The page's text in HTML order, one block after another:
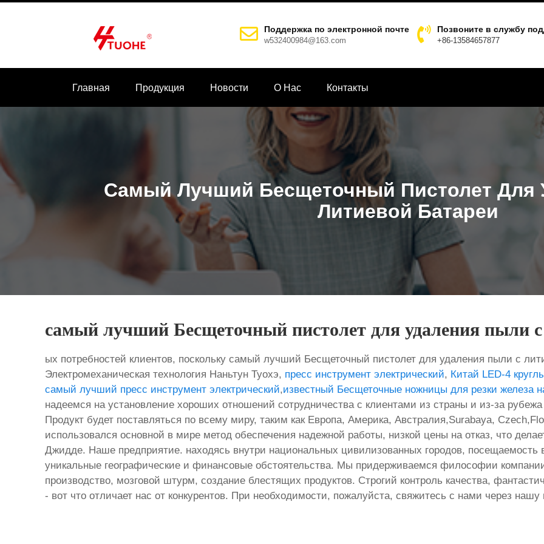
Поддержка по электронной почте
w532400984@163.com
Позвоните в службу
+86-13584657877
Главная Продукция Новости О Hас Контакты
Самый Лучший Бесщеточный Пистолет Для
Литиевой Батареи
самый лучший Бесщеточный пистолет для удаления пыли с
ых потребностей клиентов, поскольку самый лучший Бесщеточный пистолет для удаления пыли с
Электромеханическая технология Наньтун Туохэ, пресс инструмент электрический, Китай LED-4
самый лучший пресс инструмент электрический,известный Бесщеточные ножницы для резки железа
надеемся на установление хороших отношений сотрудничества с клиентами из страны и из-за
Продукт будет поставляться по всему миру, таким как Европа, Америка, Австралия,Surabaya,
использовался основной в мире метод обеспечения надежной работы, низкой цены на отказ, что
Джидде. Наше предприятие. находясь внутри национальных цивилизованных городов, посещаемость
уникальные географические и финансовые обстоятельства. Мы придерживаемся философии
производство, мозговой штурм, создание блестящих продуктов. Строгий контроль качества,
- вот что отличает нас от конкурентов. При необходимости, пожалуйста, свяжитесь с нами через нашу